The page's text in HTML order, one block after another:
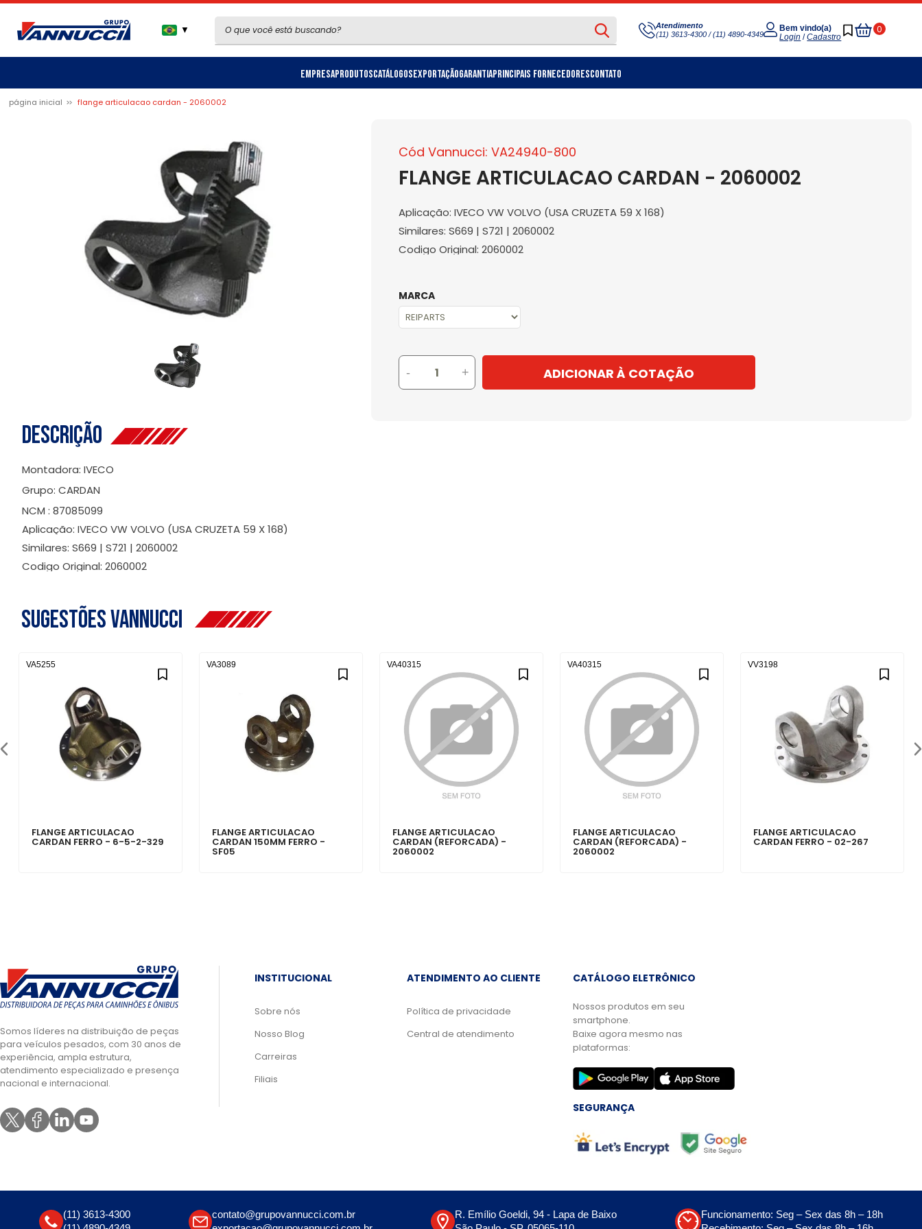
▼
Atendimento
(11) 3613-4300 / (11) 4890-4349
Bem vindo(a)
Login /Cadastro
0
Meu
Carrinho
EmpresaProdutosCatálogosExportaçãoGarantiaPrincipais FornecedoresContato
página inicial flange articulacao cardan - 2060002
Cód Vannucci: VA24940-800
FLANGE ARTICULACAO CARDAN - 2060002
Aplicação: IVECO VW VOLVO (USA CRUZETA 59 X 168)
Similares: S669 | S721 | 2060002
Codigo Original: 2060002
MARCA
- + ADICIONAR À COTAÇÃO
Descrição
Montadora: IVECO
Grupo: CARDAN
NCM : 87085099
Aplicação: IVECO VW VOLVO (USA CRUZETA 59 X 168)
Similares: S669 | S721 | 2060002
Codigo Original: 2060002
Sugestões Vannucci
FLANGE ARTICULACAO
CARDAN FERRO - 6-5-2-329
VA5255
FLANGE ARTICULACAO
CARDAN 150MM FERRO -
SF05
VA3089
FLANGE ARTICULACAO
CARDAN (REFORCADA) -
2060002
VA40315
FLANGE ARTICULACAO
CARDAN (REFORCADA) -
2060002
VA40315
FLANGE ARTICULACAO
CARDAN FERRO - 02-267
VV3198
Somos líderes na distribuição de peças
para veículos pesados, com 30 anos de
experiência, ampla estrutura,
atendimento especializado e presença
nacional e internacional.
INSTITUCIONAL
Sobre nós
Nosso Blog
Carreiras
Filiais
ATENDIMENTO AO CLIENTE
Política de privacidade
Central de atendimento
CATÁLOGO ELETRÔNICO
Nossos produtos em seu
smartphone.
Baixe agora mesmo nas
plataformas:
SEGURANÇA
(11) 3613-4300
contato@grupovannucci.com.br
R. Emílio Goeldi, 94 - Lapa de Baixo
Funcionamento: Seg – Sex das 8h – 18h